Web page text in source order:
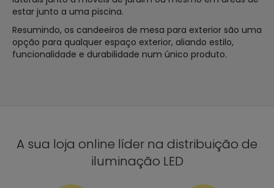
estar junto a uma piscina.
Resumindo, os candeeiros de mesa para exterior são uma
opção para qualquer espaço exterior, aliando estilo,
funcionalidade e durabilidade num único produto.
A sua loja online líder na distribuição de
iluminação LED